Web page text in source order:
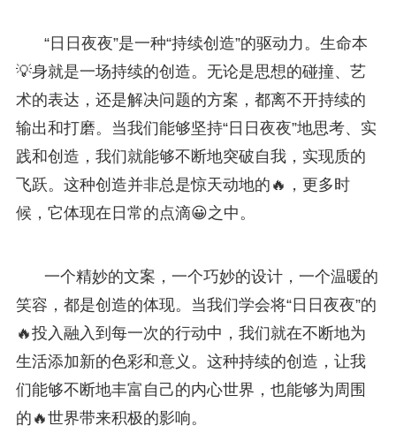
“日日夜夜”是一种“持续创造”的驱动力。生命本
💡身就是一场持续的创造。无论是思想的碰撞、艺
术的表达，还是解决问题的方案，都离不开持续的
输出和打磨。当我们能够坚持“日日夜夜”地思考、实
践和创造，我们就能够不断地突破自我，实现质的
飞跃。这种创造并非总是惊天动地的🔥，更多时
候，它体现在日常的点滴😀之中。
一个精妙的文案，一个巧妙的设计，一个温暖的
笑容，都是创造的体现。当我们学会将“日日夜夜”的
🔥投入融入到每一次的行动中，我们就在不断地为
生活添加新的色彩和意义。这种持续的创造，让我
们能够不断地丰富自己的内心世界，也能够为周围
的🔥世界带来积极的影响。